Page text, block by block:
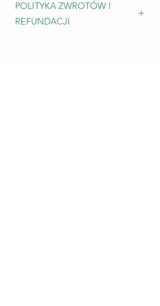
wysokość odlewu - nie mniej niż 5 mm
Zużycie żywicy - od 78 gramów
POLITYKA ZWROTÓW I
REFUNDACJI